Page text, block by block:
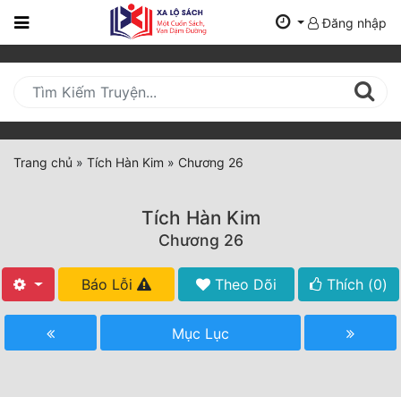
Trang
Mới
Cập
Nhật
(current)
Tất Cả
Đăng nhập
Trang chủ » Tích Hàn Kim » Chương 26
Tích Hàn Kim
Chương 26
Báo Lỗi Theo Dõi Thích (0)
Mục Lục